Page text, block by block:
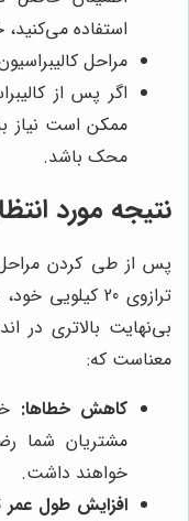
استفاده
مراحل کالیبراسیون (مراحل 5 تا 8) را
اگر پس از
ممکن است نیاز
محک باشد.
نتیجه مورد
پس از طی کردن
ترازوی 20
بی‌نهایت بالاتری در
معناست که:
کاهش خطاها:
مشتریان شما
خواهند داشت.
افزایش طول عمر